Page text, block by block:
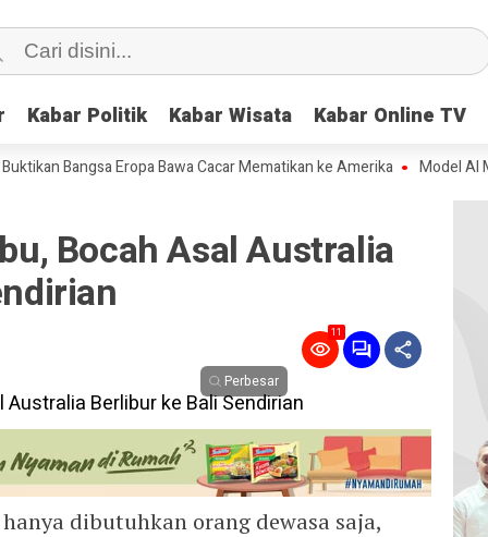
Kabar Politik Kabar Wisata Kabar Online TV
Kabar Politik Kabar Wisata Kabar Online TV
Eropa Bawa Cacar Mematikan ke Amerika Model AI Meta
Bocah Asal Australia
11
Perbesar
dibutuhkan orang dewasa saja,